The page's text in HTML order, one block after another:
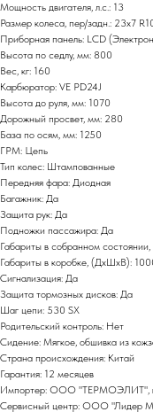
Мощность двигателя, л.с.: 13
Размер колеса, пер/задн.: 23х7
Приборная панель: LCD
Высота по седлу, мм: 800
Вес, кг: 160
Карбюратор: VE PD24J
Высота до руля, мм: 1070
Дорожный просвет, мм: 280
База по осям, мм: 1250
ГРМ: Цепь
Тип колес: Штампованные
Передняя фара: Диодная
Багажник: Да
Защита рук: Да
Подножки пассажира: Да
Габариты в собранном
Габариты в коробке, (ДхШхВ):
Сигнализация: Да
Защита тормозных дисков: Да
Шаг цепи: 530 SX
Родительский контроль: Нет
Сидение: Мягкое, обшивка из
Страна происхождения: Китай
Гарантия: 12 месяцев
Импортер: ООО "ТЕРМОЭЛИТ",
Сервисный центр: ООО "Лидер